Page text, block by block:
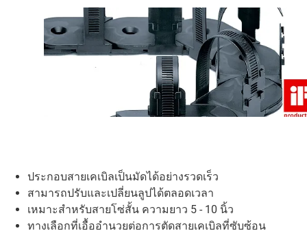
ประกอบสายเคเบิลเป็นมัดได้อย่างรวดเร็ว
สามารถปรับและเปลี่ยนลูปได้ตลอดเวลา
เหมาะสำหรับสายโซ่สั้น ความยาว 5 - 10 นิ้ว
ทางเลือกที่เอื้ออำนวยต่อการตัดสายเคเบิลที่ซับซ้อน